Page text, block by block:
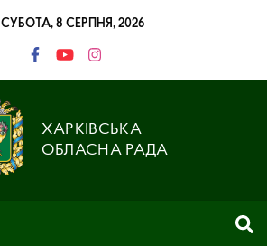
СУБОТА, 8 СЕРПНЯ, 2026
ХАРКІВСЬКА
ОБЛАСНА РАДА